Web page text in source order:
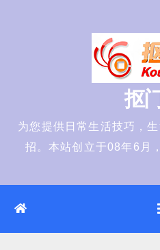
抠
为您提供日常生活技巧，
招。本站创立于08年6月